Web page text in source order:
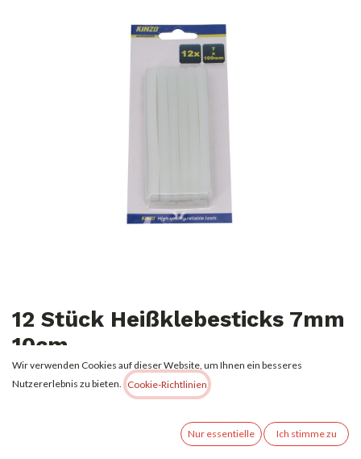
12 Stück Heißklebesticks 7mm
10cm
1,00€ Alle Preise inkl. MwSt.zzgl. Versandkosten
Wir verwenden Cookies auf dieser Website, um Ihnen ein besseres
Nutzererlebnis zu bieten.
Cookie-Richtlinien
Nur essentielle Ich stimme zu